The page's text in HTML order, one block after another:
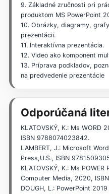
9. Základné zručnosti pri
produktom MS PowerPoint
10. Obrázky, diagramy,
prezentácii.
11. Interaktívna prezentácia.
12. Video ako komponent
13. Príprava podkladov,
na predvedenie prezentácie
Odporúčaná
KLATOVSKÝ, K.: Ms WORD
ISBN 9788074023842.
LAMBERT, J.: Microsoft
Press,U.S., ISBN
KLATOVSKÝ, K.: Ms
Computer Media, 2020,
DOUGH, L.: PowerPoint